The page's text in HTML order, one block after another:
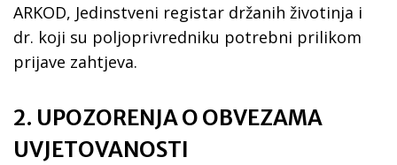
ARKOD, Jedinstveni registar držanih životinja i
dr. koji su poljoprivredniku potrebni prilikom
prijave zahtjeva.
2. UPOZORENJA O OBVEZAMA
UVJETOVANOSTI